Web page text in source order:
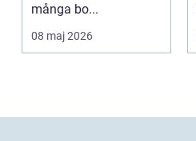
många bo...
08 maj 2026